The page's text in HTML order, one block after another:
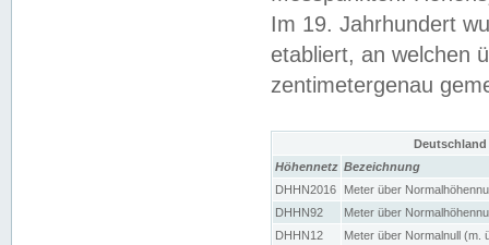
Im 19. Jahrhundert
etabliert, an welchen
zentimetergenau
Höhennetz Bezeichnung
DHHN2016
Meter über
DHHN92
Meter über
DHHN12
Meter über Normalnull (m.